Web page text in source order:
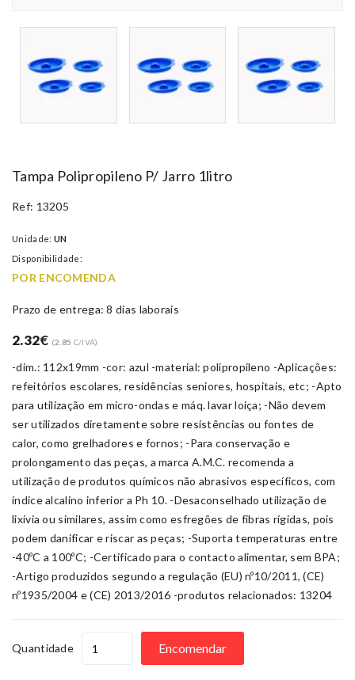
Tampa Polipropileno P/ Jarro 1litro
Ref: 13205
Unidade: UN
Disponibilidade:
POR ENCOMENDA
Prazo de entrega: 8 dias laborais
2.32€ (2.85 C/IVA)
-dim.: 112x19mm -cor: azul -material: polipropileno -Aplicações:
refeitórios escolares, residências seniores, hospitais, etc; -Apto
para utilização em micro-ondas e máq. lavar loiça; -Não devem
ser utilizados diretamente sobre resistências ou fontes de
calor, como grelhadores e fornos; -Para conservação e
prolongamento das peças, a marca A.M.C. recomenda a
utilização de produtos químicos não abrasivos específicos, com
índice alcalino inferior a Ph 10. -Desaconselhado utilização de
lixívia ou similares, assim como esfregões de fibras rígidas, pois
podem danificar e riscar as peças; -Suporta temperaturas entre
-40ºC a 100ºC; -Certificado para o contacto alimentar, sem BPA;
-Artigo produzidos segundo a regulação (EU) nº10/2011, (CE)
nº1935/2004 e (CE) 2013/2016 -produtos relacionados: 13204
Quantidade Encomendar